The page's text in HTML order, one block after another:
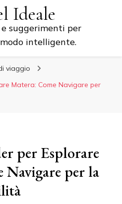
Ideale
suggerimenti per
intelligente.
viaggio
Matera: Come Navigare per
per Esplorare
Navigare per la